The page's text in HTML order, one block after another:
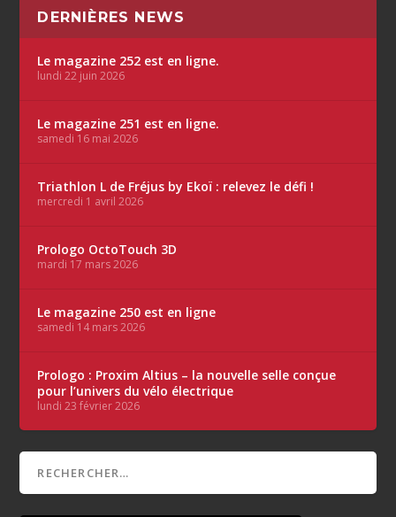
DERNIÈRES NEWS
Le magazine 252 est en ligne.
lundi 22 juin 2026
Le magazine 251 est en ligne.
samedi 16 mai 2026
Triathlon L de Fréjus by Ekoï : relevez le défi !
mercredi 1 avril 2026
Prologo OctoTouch 3D
mardi 17 mars 2026
Le magazine 250 est en ligne
samedi 14 mars 2026
Prologo : Proxim Altius – la nouvelle selle conçue
pour l’univers du vélo électrique
lundi 23 février 2026